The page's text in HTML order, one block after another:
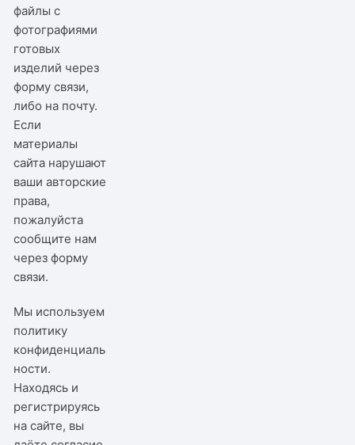
файлы с
фотографиями
готовых
изделий через
форму связи,
либо на почту.
Если
материалы
сайта нарушают
ваши авторские
права,
пожалуйста
сообщите нам
черезформу
связи.
Мы используем
политику
конфиденциаль
ности.
Находясь и
регистрируясь
на сайте, вы